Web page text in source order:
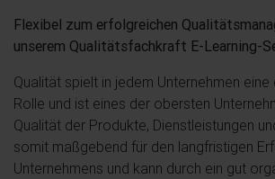
Flexibel zum erfolgreichen
unserem Qualitätsfachkraft E-Learning-
Qualität spielt in jedem Unternehmen
Rolle und ist eines der obersten
Qualität der Produkte, Dienstleistungen
somit maßgebend für den langfristigen
Unternehmens und kann durch ein gut